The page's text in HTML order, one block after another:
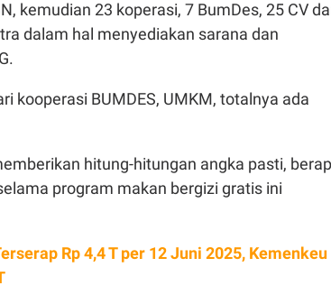
kemudian 23 koperasi, 7 BumDes, 25 CV
dalam hal menyediakan sarana dan
kooperasi BUMDES, UMKM, totalnya ada
hitung-hitungan angka pasti,
program makan bergizi gratis ini
Rp 4,4 T per 12 Juni 2025, Kemenkeu